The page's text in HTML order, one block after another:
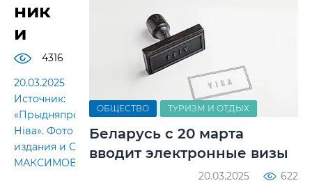
ник
и
4316
20.03.2025
Источник:
«Прыдняпроўская
Ніва». Фото
издания и Ольги
МАКСИМОВОЙ
ОБЩЕСТВО ТУРИЗМ И ОТДЫХ
Беларусь с 20 марта
вводит электронные визы
20.03.2025 622